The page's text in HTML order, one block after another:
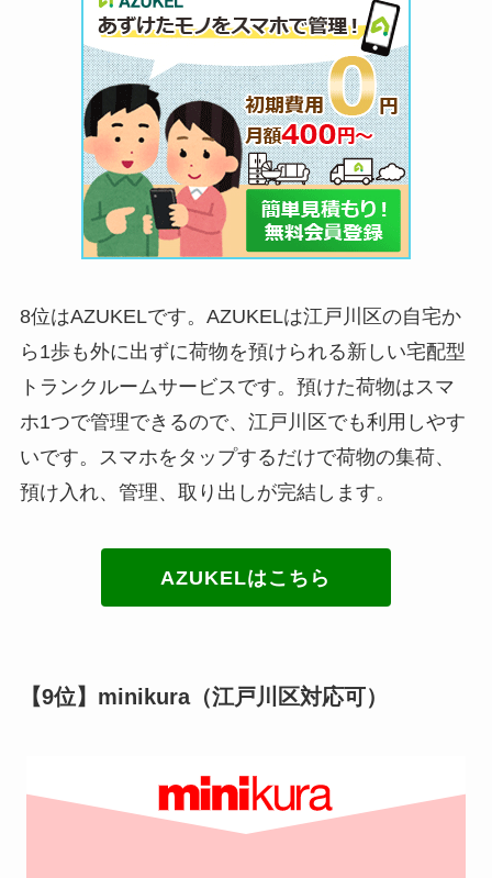
8位はAZUKELです。AZUKELは江戸川区の自宅か
ら1歩も外に出ずに荷物を預けられる新しい宅配型
トランクルームサービスです。預けた荷物はスマ
ホ1つで管理できるので、江戸川区でも利用しやす
いです。スマホをタップするだけで荷物の集荷、
預け入れ、管理、取り出しが完結します。
AZUKELはこちら
【9位】minikura（江戸川区対応可）